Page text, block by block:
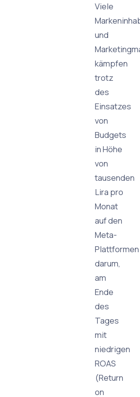
Viele
und
kämpfen
trotz
des
Einsatzes
von
Budgets
in Höhe
von
tausenden
Lira pro
Monat
auf den
Meta-
Plattformen
darum,
am
Ende
des
Tages
mit
niedrigen
ROAS
(Return
on